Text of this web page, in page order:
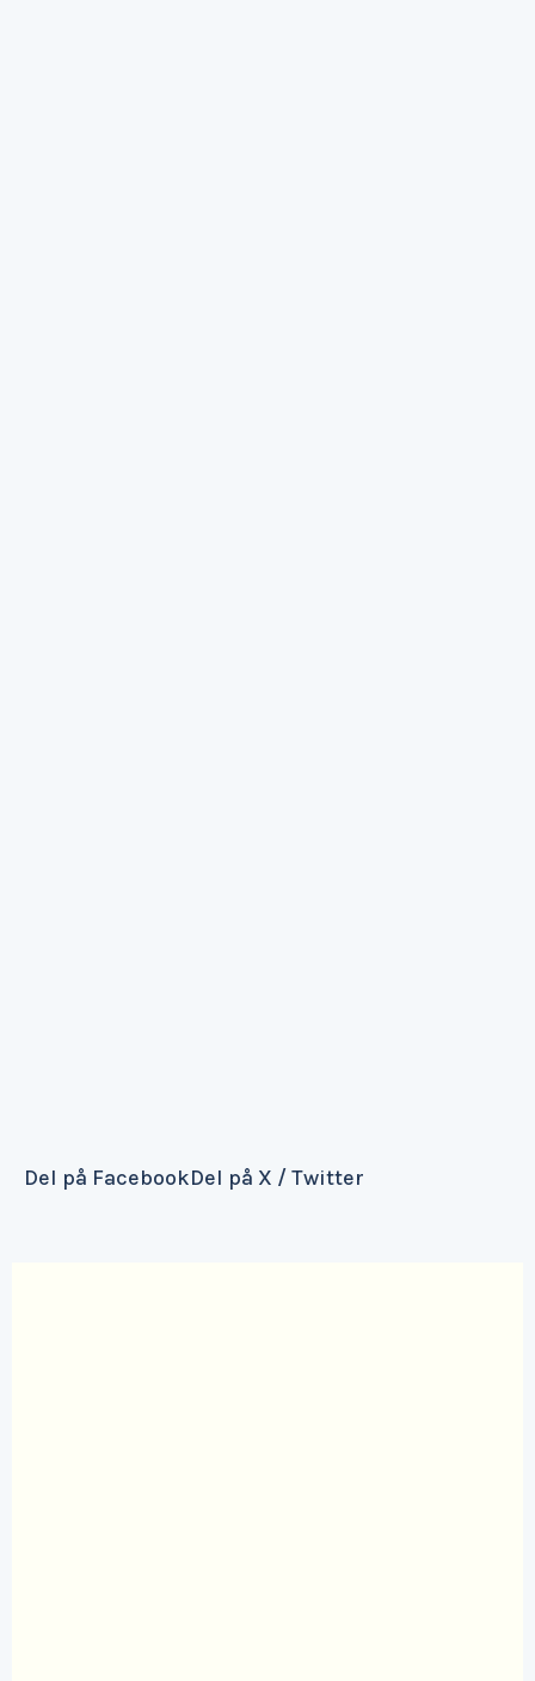
Del på FacebookDel på X / Twitter